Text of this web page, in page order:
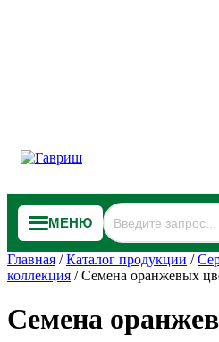
МЕНЮ
Главная /Каталог продукции /
коллекция /Семена оранжевых
Семена